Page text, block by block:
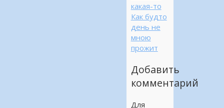
какая-то
Как будто
день не
мною
прожит
Добавить
комментарий
Для